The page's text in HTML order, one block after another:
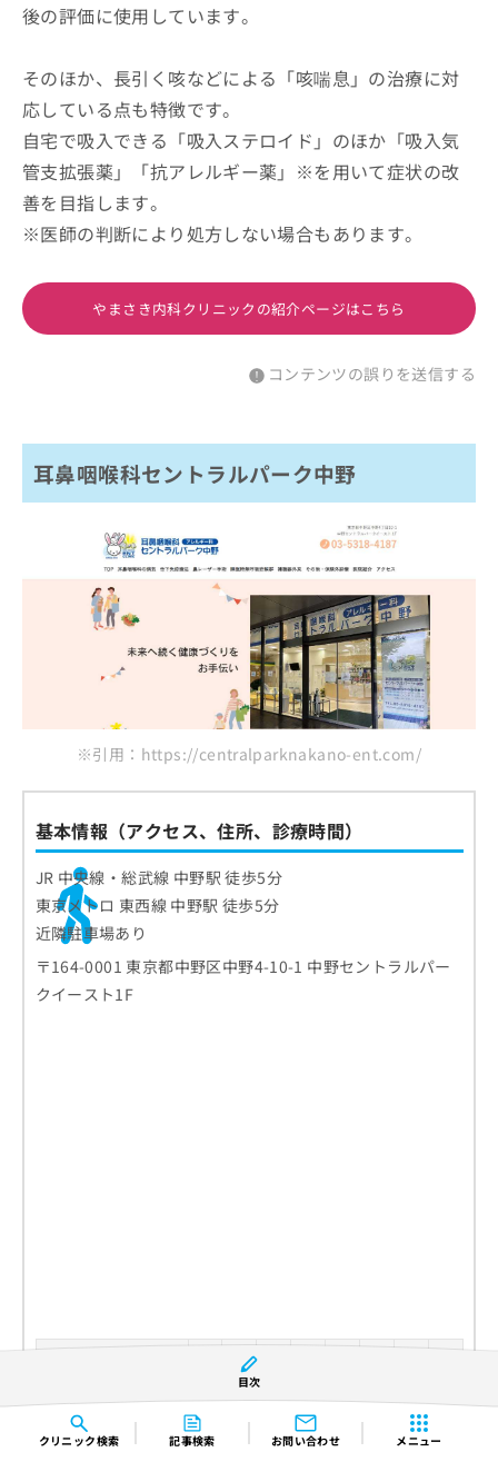
クリニック検索 記事検索 お問い合わせ メニュー
後の評価に使用しています。
そのほか、長引く咳などによる「咳喘息」の治療に対
応している点も特徴です。
自宅で吸入できる「吸入ステロイド」のほか「吸入気
管支拡張薬」「抗アレルギー薬」※を用いて症状の改
善を目指します。
※医師の判断により処方しない場合もあります。
やまさき内科クリニックの紹介ページはこちら
コンテンツの誤りを送信する
耳鼻咽喉科セントラルパーク中野
※引用：https://centralparknakano-ent.com/
基本情報（アクセス、住所、診療時間）
JR 中央線・総武線 中野駅 徒歩5分
東京メトロ 東西線 中野駅 徒歩5分
近隣駐車場あり
〒164-0001 東京都中野区中野4-10-1 中野セントラルパー
クイースト1F
●
15:00〜18:30
● ● 休
目次